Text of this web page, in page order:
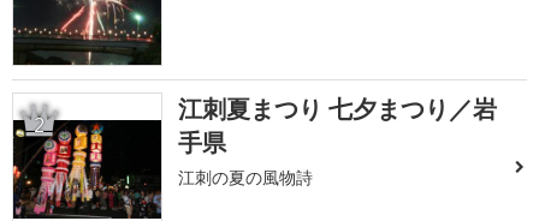
2
江刺夏まつり 七夕まつり／岩
手県
江刺の夏の風物詩